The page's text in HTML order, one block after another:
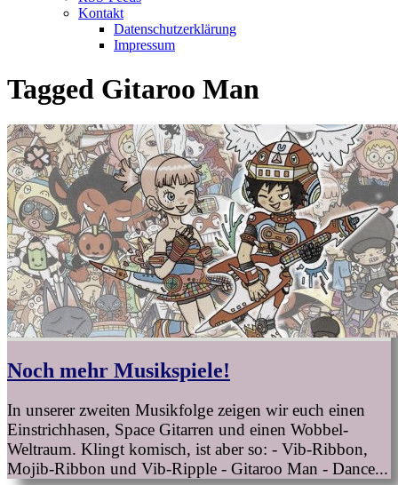
Kontakt
Datenschutzerklärung
Impressum
Tagged Gitaroo Man
Noch mehr Musikspiele!
In unserer zweiten Musikfolge zeigen wir euch einen
Einstrichhasen, Space Gitarren und einen Wobbel-
Weltraum. Klingt komisch, ist aber so: - Vib-Ribbon,
Mojib-Ribbon und Vib-Ripple - Gitaroo Man - Dance...